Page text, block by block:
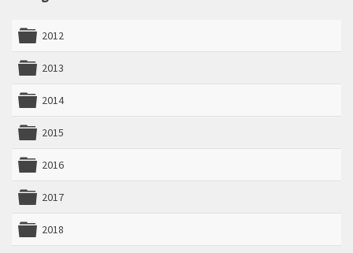
2012
2013
2014
2015
2016
2017
2018